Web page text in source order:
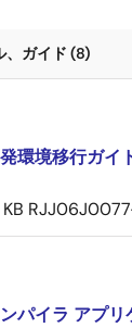
、ガイド (8)
発環境移行ガ
パイラ アプ